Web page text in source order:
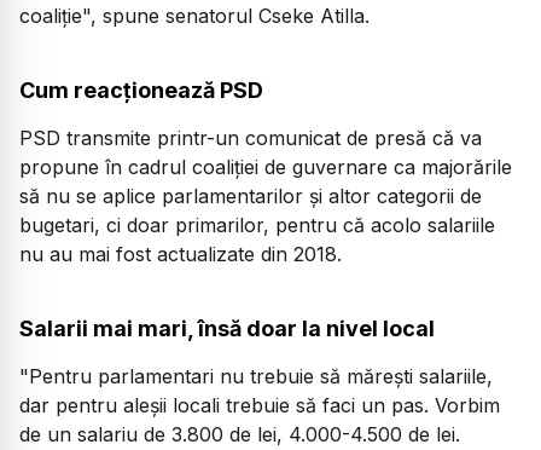
coaliție", spune senatorul Cseke Atilla.
Cum reacționează PSD
PSD transmite printr-un comunicat de presă că va
propune în cadrul coaliției de guvernare ca majorările
să nu se aplice parlamentarilor și altor categorii de
bugetari, ci doar primarilor, pentru că acolo salariile
nu au mai fost actualizate din 2018.
Salarii mai mari, însă doar la nivel local
"Pentru parlamentari nu trebuie să mărești salariile,
dar pentru aleșii locali trebuie să faci un pas. Vorbim
de un salariu de 3.800 de lei, 4.000-4.500 de lei.